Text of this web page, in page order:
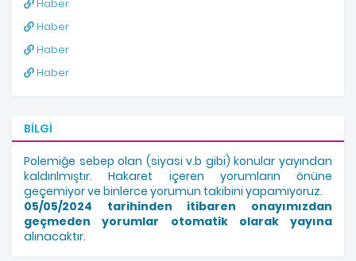
Haber
Haber
Haber
Haber
BILGI
Polemiğe sebep olan (siyasi v.b gibi) konular yayından
kaldırılmıştır. Hakaret içeren yorumların önüne
geçemiyor ve binlerce yorumun takibini yapamıyoruz.
05/05/2024 tarihinden itibaren onayımızdan
geçmeden yorumlar otomatik olarak yayına
alınacaktır.